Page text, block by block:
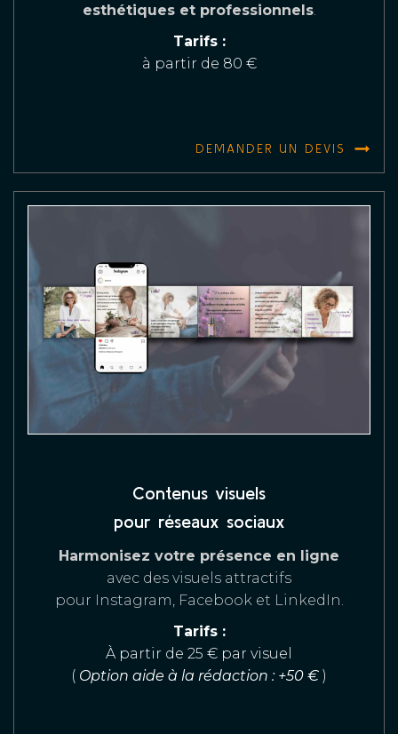
esthétiques et professionnels.
Tarifs :
à partir de 80 €
DEMANDER UN DEVIS
Contenus visuels
pour réseaux sociaux
Harmonisez votre présence en ligne
avec des visuels attractifs
pour Instagram, Facebook et LinkedIn.
Tarifs :
À partir de 25 € par visuel
( Option aide à la rédaction : +50 € )